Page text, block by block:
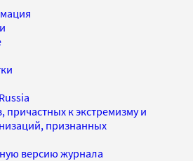
причастных к экстремизму и
признанных
версию журнала